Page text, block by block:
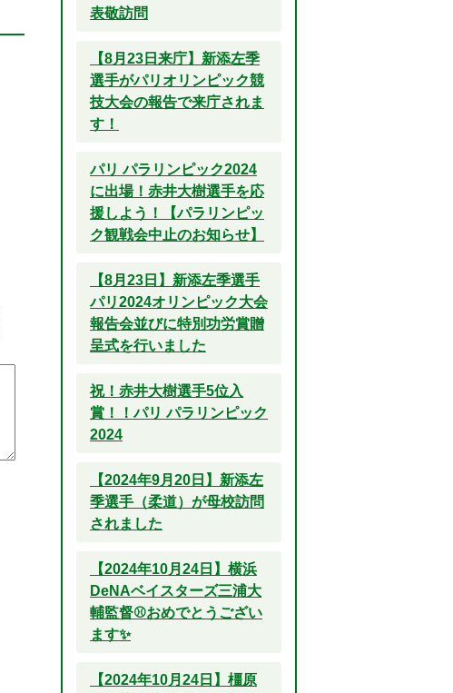
表敬訪問
【8月23日来庁】新添左季
選手がパリオリンピック競
技大会の報告で来庁されま
す！
パリ パラリンピック2024
に出場！赤井大樹選手を応
援しよう！【パラリンピッ
ク観戦会中止のお知らせ】
【8月23日】新添左季選手
パリ2024オリンピック大会
報告会並びに特別功労賞贈
呈式を行いました
祝！赤井大樹選手5位入
賞！！パリ パラリンピック
2024
【2024年9月20日】新添左
季選手（柔道）が母校訪問
されました
【2024年10月24日】横浜
DeNAベイスターズ三浦大
輔監督⚾おめでとうござい
ます✨
【2024年10月24日】橿原